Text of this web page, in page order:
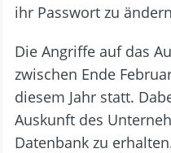
ihr Passwort zu
Die Angriffe auf das
zwischen Ende
diesem Jahr statt.
Auskunft des
Datenbank zu